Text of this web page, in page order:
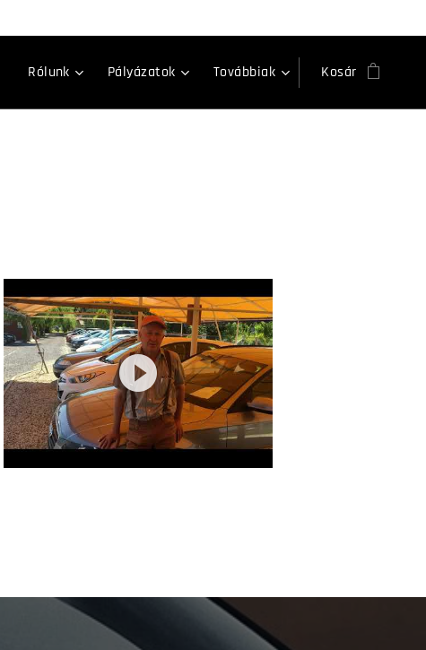
Rólunk Pályázatok Továbbiak Kosár